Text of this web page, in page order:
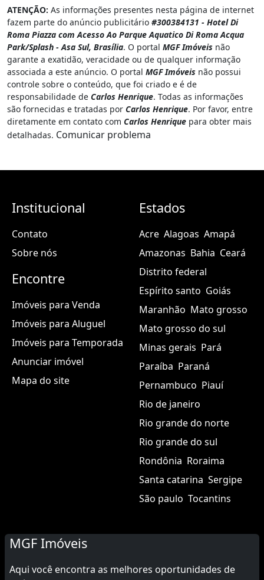
ATENÇÃO: As informações presentes nesta página de internet
fazem parte do anúncio publicitário #300384131 - Hotel Di
Roma Piazza com Acesso Ao Parque Aquatico Di Roma Acqua
Park/Splash - Asa Sul, Brasília. O portal MGF Imóveis não
garante a exatidão, veracidade ou de qualquer informação
associada a este anúncio. O portal MGF Imóveis não possui
controle sobre o conteúdo, que foi criado e é de
responsabilidade de Carlos Henrique. Todas as informações
são fornecidas e tratadas por Carlos Henrique. Por favor, entre
diretamente em contato com Carlos Henrique para obter mais
detalhadas. Comunicar problema
Institucional
Contato
Sobre nós
Encontre
Imóveis para Venda
Imóveis para Aluguel
Imóveis para Temporada
Anunciar imóvel
Mapa do site
Estados
Acre Alagoas Amapá
Amazonas Bahia Ceará
Distrito federal
Espírito santo Goiás
Maranhão Mato grosso
Mato grosso do sul
Minas gerais Pará
Paraíba Paraná
Pernambuco Piauí
Rio de janeiro
Rio grande do norte
Rio grande do sul
Rondônia Roraima
Santa catarina Sergipe
São paulo Tocantins
MGF Imóveis
Aqui você encontra as melhores oportunidades de